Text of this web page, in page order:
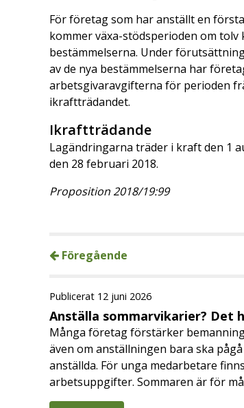
För företag som har anställt en
kommer växa-stödsperioden om
bestämmelserna. Under
av de nya bestämmelserna har
arbetsgivaravgifterna för perioden
ikraftträdandet.
Ikraftträdande
Lagändringarna träder i kraft den 1
den 28 februari 2018.
Proposition 2018/19:99
Föregående
Publicerat 12 juni 2026
Anställa sommarvikarier? Det
Många företag förstärker
även om anställningen bara ska
anställda. För unga medarbetare
arbetsuppgifter. Sommaren är för